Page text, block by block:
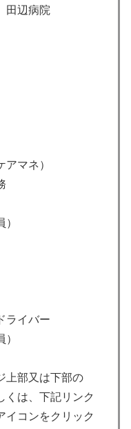
田辺病院
マネ）
ライバー
上部又は下部の
くは、下記リンク
イコンをクリック